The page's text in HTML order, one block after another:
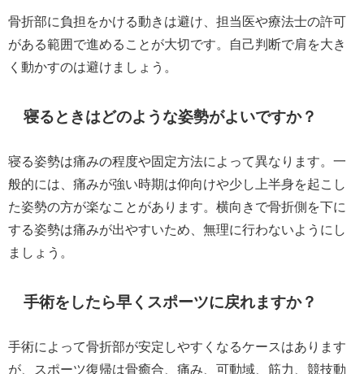
骨折部に負担をかける動きは避け、担当医や療法士の許可
がある範囲で進めることが大切です。自己判断で肩を大き
く動かすのは避けましょう。
寝るときはどのような姿勢がよいですか？
寝る姿勢は痛みの程度や固定方法によって異なります。一
般的には、痛みが強い時期は仰向けや少し上半身を起こし
た姿勢の方が楽なことがあります。横向きで骨折側を下に
する姿勢は痛みが出やすいため、無理に行わないようにし
ましょう。
手術をしたら早くスポーツに戻れますか？
手術によって骨折部が安定しやすくなるケースはあります
が、スポーツ復帰は骨癒合、痛み、可動域、筋力、競技動